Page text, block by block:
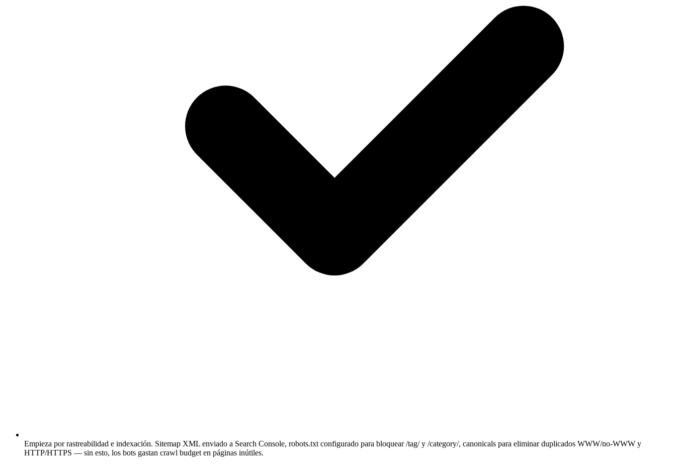
Empieza por rastreabilidad e indexación. Sitemap XML enviado a Search Console, robots.txt configurado para bloquear /tag/ y /category/, canonicals para eliminar duplicados WWW/no-WWW y
HTTP/HTTPS — sin esto, los bots gastan crawl budget en páginas inútiles.